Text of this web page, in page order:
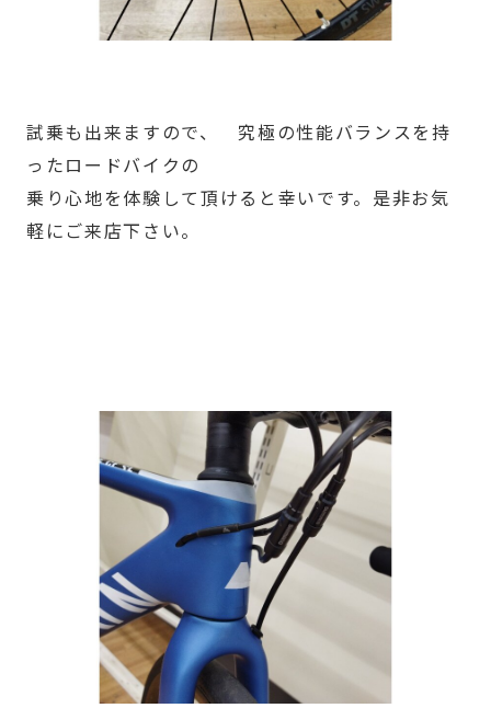
試乗も出来ますので、 究極の性能バランスを持
ったロードバイクの
乗り心地を体験して頂けると幸いです。是非お気
軽にご来店下さい。